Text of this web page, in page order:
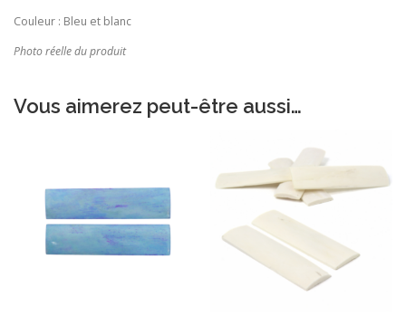
Couleur : Bleu et blanc
Photo réelle du produit
Vous aimerez peut-être aussi…